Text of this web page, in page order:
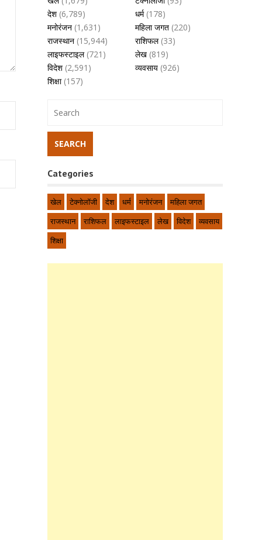
देश(6,789) धर्म(178)
मनोरंजन (1,631) महिला जगत (220)
राजस्थान (15,944) राशिफल(33)
लाइफस्टाइल(721) लेख (819)
विदेश(2,591) व्यवसाय (926)
शिक्षा(157)
Categories
खेल टेक्नोलॉजी देश धर्म मनोरंजन
महिला जगत
राजस्थान
राशिफल लाइफस्टाइल लेख विदेश
व्यवसाय
शिक्षा